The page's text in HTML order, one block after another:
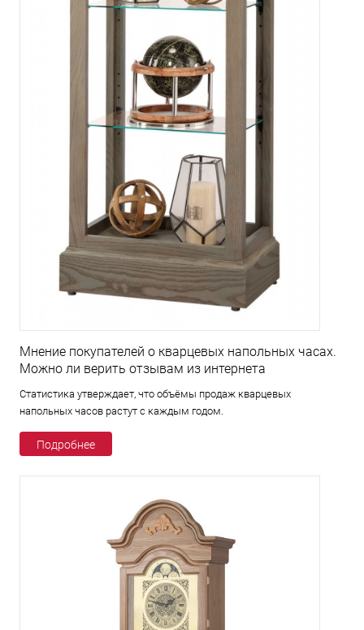
Мнение покупателей о кварцевых напольных часах.
Можно ли верить отзывам из интернета
Статистика утверждает, что объёмы продаж кварцевых
напольных часов растут с каждым годом.
Подробнее